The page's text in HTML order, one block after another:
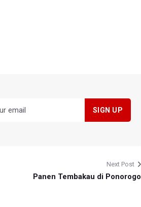
Next Post
Panen Tembakau di Ponorogo